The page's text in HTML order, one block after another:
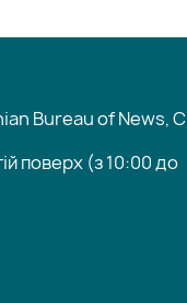
Bureau of News,
поверх (з 10:00 до